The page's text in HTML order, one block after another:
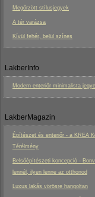
Megőrzött stílusjegyek
A tér varázsa
Kívül fehér, belül színes
LakberInfo
Modern enteriőr minimalista
LakberMagazin
Építészet és enteriőr - a KREA
Térélmény
Belsőépítészeti koncepció -
lennél, ilyen lenne az otthonod
Luxus lakás vörösre hangoltan